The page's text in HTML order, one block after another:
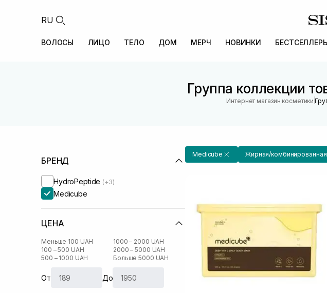
RU
ВОЛОСЫ ЛИЦО ТЕЛО ДОМ МЕРЧ НОВИНКИ
Группа коллекции
Интернет магазин косметики |
БРЕНД
HydroPeptide (+3)
Medicube
ЦЕНА
Меньше 100 UAH
100 – 500 UAH
500 – 1000 UAH
1000 – 2000 UAH
2000 – 5000 UAH
Больше 5000 UAH
От До
Medicube Жирная/комбинированная